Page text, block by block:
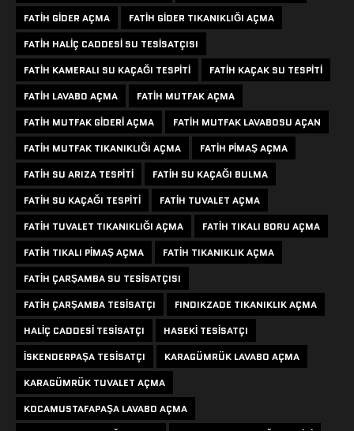
FATIH GIDER AÇMA
FATIH GIDER TIKANIKLIĞI AÇMA
FATIH HALIÇ CADDESI SU TESISATÇISI
FATIH KAMERALI SU KAÇAĞI TESPITI
FATIH KAÇAK SU TESPITI
FATIH LAVABO AÇMA
FATIH MUTFAK AÇMA
FATIH MUTFAK GIDERI AÇMA
FATIH MUTFAK LAVABOSU AÇAN
FATIH MUTFAK TIKANIKLIĞI AÇMA
FATIH PIMAŞ AÇMA
FATIH SU ARIZA TESPITI
FATIH SU KAÇAĞI BULMA
FATIH SU KAÇAĞI TESPITI
FATIH TUVALET AÇMA
FATIH TUVALET TIKANIKLIĞI AÇMA
FATIH TIKALI BORU AÇMA
FATIH TIKALI PIMAŞ AÇMA
FATIH TIKANIKLIK AÇMA
FATIH ÇARŞAMBA SU TESISATÇISI
FATIH ÇARŞAMBA TESISATÇI
FINDIKZADE TIKANIKLIK AÇMA
HALIÇ CADDESI TESISATÇI
HASEKI TESISATÇI
ISKENDERPAŞA TESISATÇI
KARAGÜMRÜK LAVABO AÇMA
KARAGÜMRÜK TUVALET AÇMA
KOCAMUSTAFAPAŞA LAVABO AÇMA